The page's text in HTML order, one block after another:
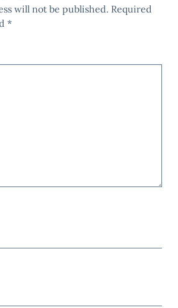
will not be published. Required
*